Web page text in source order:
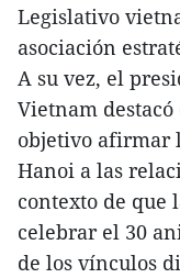
Legislativo
asociación
A su vez, el
Vietnam
objetivo afirmar
Hanoi a las
contexto de que
celebrar el 30
de los vínculos